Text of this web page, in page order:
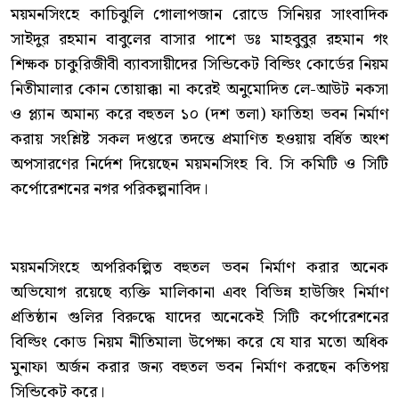
ময়মনসিংহে কাচিঝুলি গোলাপজান রোডে সিনিয়র সাংবাদিক
সাইদুর রহমান বাবুলের বাসার পাশে ডঃ মাহবুবুর রহমান গং
শিক্ষক চাকুরিজীবী ব্যাবসায়ীদের সিন্ডিকেট বিল্ডিং কোর্ডের নিয়ম
নিতীমালার কোন তোয়াক্কা না করেই অনুমোদিত লে-আউট নকসা
ও প্ল্যান অমান্য করে বহুতল ১০ (দশ তলা) ফাতিহা ভবন নির্মাণ
করায় সংশ্লিষ্ট সকল দপ্তরে তদন্তে প্রমাণিত হওয়ায় বর্ধিত অংশ
অপসারণের নির্দেশ দিয়েছেন ময়মনসিংহ বি. সি কমিটি ও সিটি
কর্পোরেশনের নগর পরিকল্পনাবিদ।
ময়মনসিংহে অপরিকল্পিত বহুতল ভবন নির্মাণ করার অনেক
অভিযোগ রয়েছে ব্যক্তি মালিকানা এবং বিভিন্ন হাউজিং নির্মাণ
প্রতিষ্ঠান গুলির বিরুদ্ধে যাদের অনেকেই সিটি কর্পোরেশনের
বিল্ডিং কোড নিয়ম নীতিমালা উপেক্ষা করে যে যার মতো অধিক
মুনাফা অর্জন করার জন্য বহুতল ভবন নির্মাণ করছেন কতিপয়
সিন্ডিকেট করে।